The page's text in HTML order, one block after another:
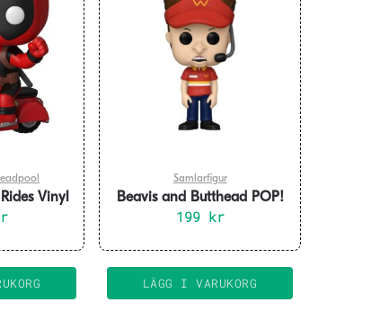
Vinyl
Scooter 9
Samlarfigur
Beavis and Butthead POP!
TV Vinyl Figure Butt-head 9
199 kr
LÄGG I VARUKORG